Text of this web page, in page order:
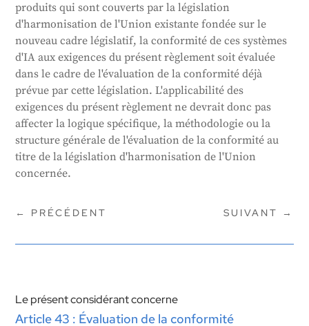
produits qui sont couverts par la législation
d'harmonisation de l'Union existante fondée sur le
nouveau cadre législatif, la conformité de ces systèmes
d'IA aux exigences du présent règlement soit évaluée
dans le cadre de l'évaluation de la conformité déjà
prévue par cette législation. L'applicabilité des
exigences du présent règlement ne devrait donc pas
affecter la logique spécifique, la méthodologie ou la
structure générale de l'évaluation de la conformité au
titre de la législation d'harmonisation de l'Union
concernée.
← PRÉCÉDENT SUIVANT →
Le présent considérant concerne
Article 43 : Évaluation de la conformité